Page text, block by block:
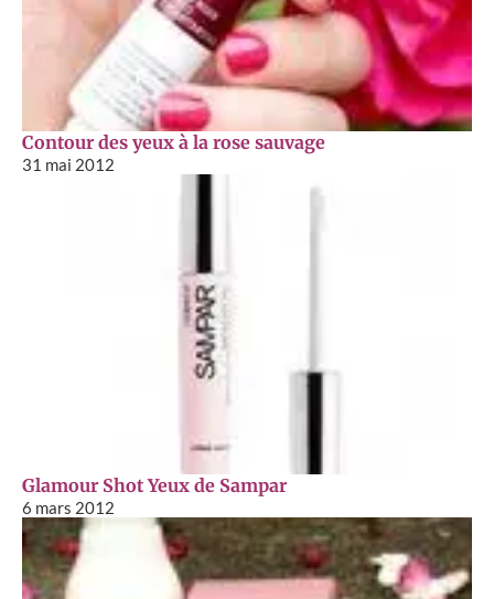
Contour des yeux à la rose sauvage
31 mai 2012
Glamour Shot Yeux de Sampar
6 mars 2012